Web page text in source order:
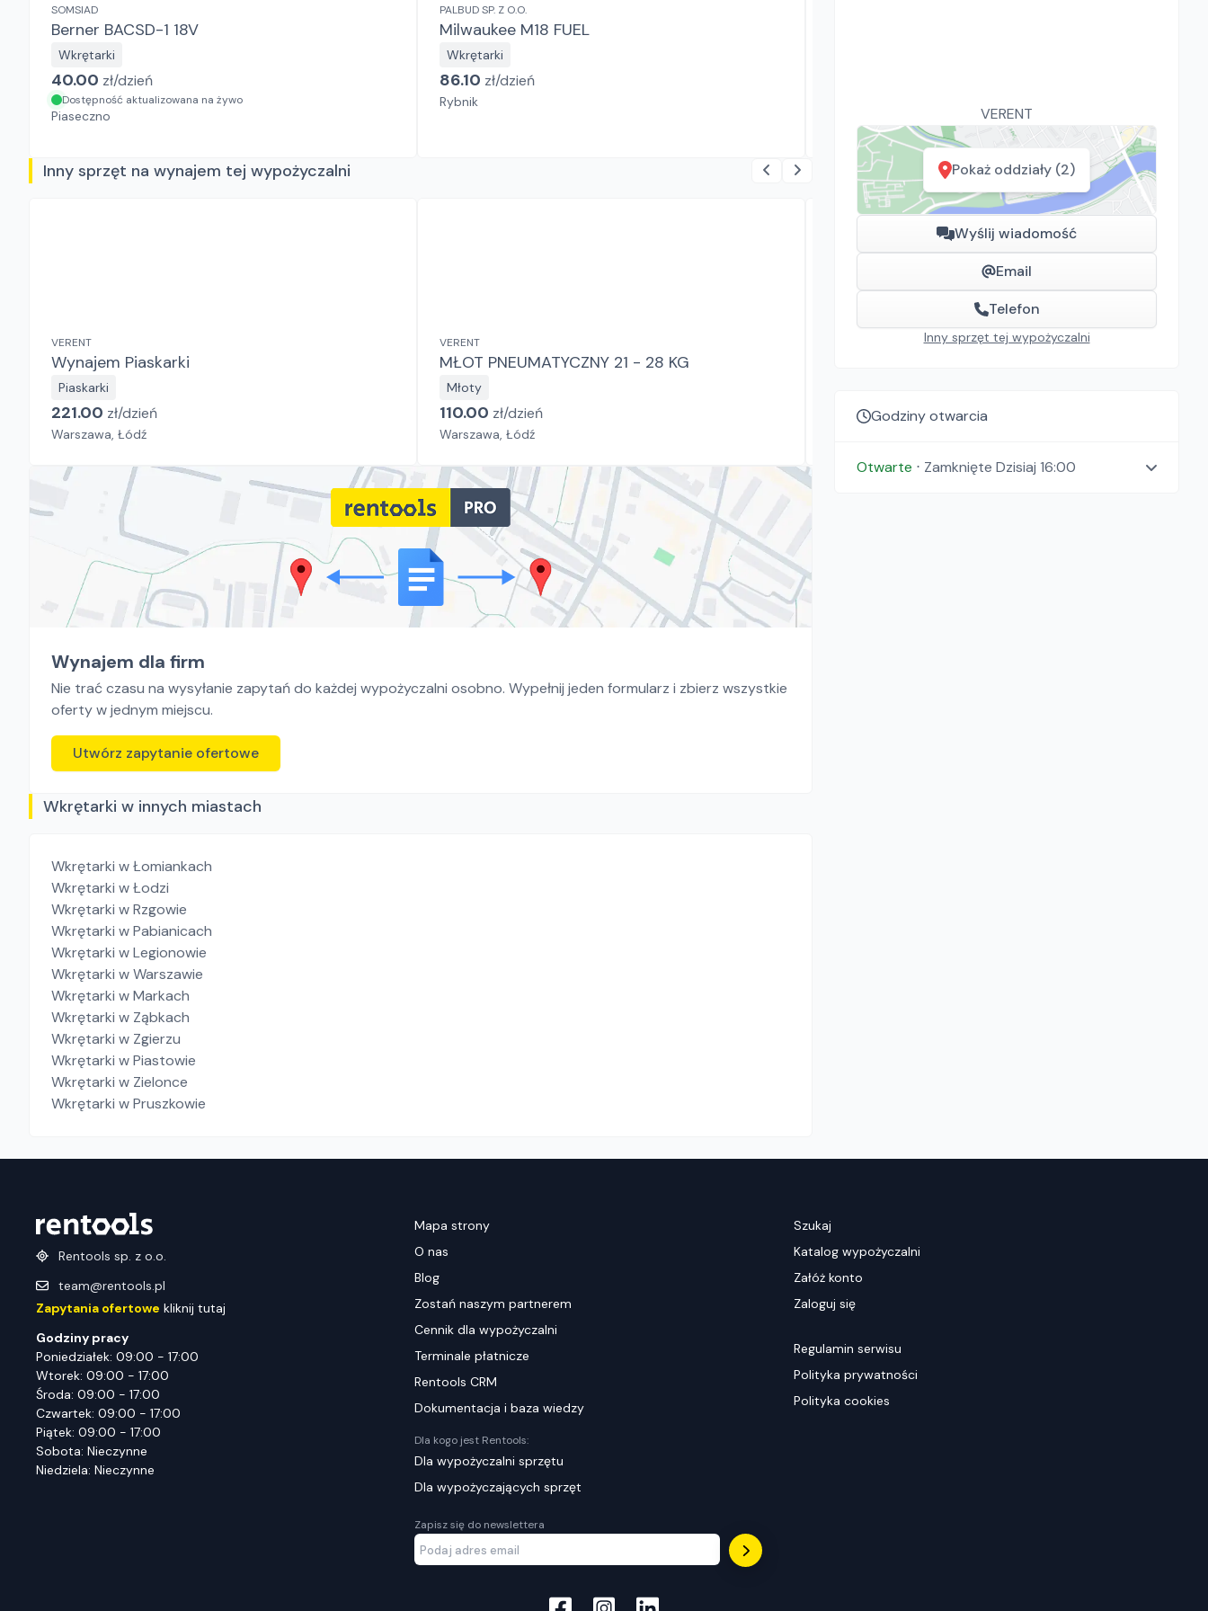
VERENT
Pokaż oddziały (2)
Wyślij wiadomość
Email
Telefon
Inny sprzęt tej wypożyczalni
Godziny otwarcia
Otwarte ⋅ Zamknięte Dzisiaj 16:00
SOMSIAD
Berner BACSD-1 18V
Wkrętarki
40.00 zł/dzień
Dostępność aktualizowana na żywo
Piaseczno
PALBUD SP. Z O.O.
Milwaukee M18 FUEL
Wkrętarki
86.10 zł/dzień
Rybnik
Inny sprzęt na wynajem tej wypożyczalni
VERENT
Wynajem Piaskarki
Piaskarki
221.00 zł/dzień
Warszawa, Łódź
VERENT
MŁOT PNEUMATYCZNY 21 - 28 KG
Młoty
110.00 zł/dzień
Warszawa, Łódź
159.00zł/dzień
Wynajem dla firm
Nie trać czasu na wysyłanie zapytań do każdej wypożyczalni osobno. Wypełnij jeden formularz i zbierz wszystkie
oferty w jednym miejscu.
Utwórz zapytanie ofertowe
Wkrętarki w innych miastach
Wkrętarki w Łomiankach
Wkrętarki w Łodzi
Wkrętarki w Rzgowie
Wkrętarki w Pabianicach
Wkrętarki w Legionowie
Wkrętarki w Warszawie
Wkrętarki w Markach
Wkrętarki w Ząbkach
Wkrętarki w Zgierzu
Wkrętarki w Piastowie
Wkrętarki w Zielonce
Wkrętarki w Pruszkowie
Rentools sp. z o.o.
team@rentools.pl
Zapytania ofertowe kliknij tutaj
Godziny pracy
Poniedziałek: 09:00 - 17:00
Wtorek: 09:00 - 17:00
Środa: 09:00 - 17:00
Czwartek: 09:00 - 17:00
Piątek: 09:00 - 17:00
Sobota: Nieczynne
Niedziela: Nieczynne
Mapa strony
O nas
Blog
Zostań naszym partnerem
Cennik dla wypożyczalni
Terminale płatnicze
Rentools CRM
Dokumentacja i baza wiedzy
Dla kogo jest Rentools:
Dla wypożyczalni sprzętu
Dla wypożyczających sprzęt
Zapisz się do newslettera
Szukaj
Katalog wypożyczalni
Załóż konto
Zaloguj się
Regulamin serwisu
Polityka prywatności
Polityka cookies